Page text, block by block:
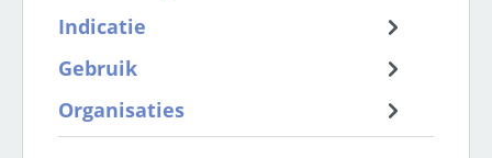
Indicatie
Gebruik
Organisaties